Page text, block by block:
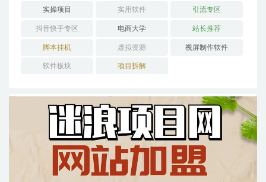
实操项目 实用软件 引流专区
抖音快手专区 电商大学 站长推荐
脚本挂机 虚拟资源 视屏制作软件
软件板块 项目拆解